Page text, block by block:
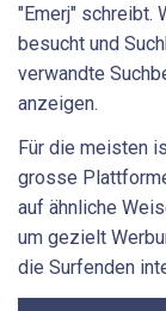
"Emerj" schreibt.
besucht und
verwandte
anzeigen.
Für die meisten
grosse
auf ähnliche
um gezielt
die Surfenden